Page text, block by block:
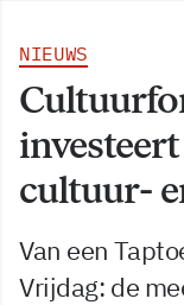
NIEUWS
cultuur-
Van een
Vrijdag: de